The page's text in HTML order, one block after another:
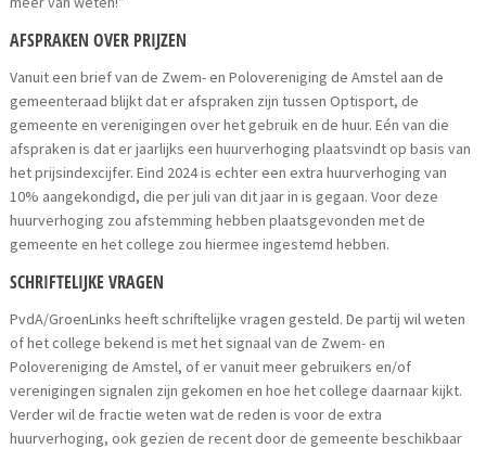
AFSPRAKEN OVER PRIJZEN
Vanuit een brief van de Zwem- en Polovereniging de Amstel aan de
gemeenteraad blijkt dat er afspraken zijn tussen Optisport, de
gemeente en verenigingen over het gebruik en de huur. Eén van die
afspraken is dat er jaarlijks een huurverhoging plaatsvindt op basis van
het prijsindexcijfer. Eind 2024 is echter een extra huurverhoging van
10% aangekondigd, die per juli van dit jaar in is gegaan. Voor deze
huurverhoging zou afstemming hebben plaatsgevonden met de
gemeente en het college zou hiermee ingestemd hebben.
SCHRIFTELIJKE VRAGEN
PvdA/GroenLinks heeft schriftelijke vragen gesteld. De partij wil weten
of het college bekend is met het signaal van de Zwem- en
Polovereniging de Amstel, of er vanuit meer gebruikers en/of
verenigingen signalen zijn gekomen en hoe het college daarnaar kijkt.
Verder wil de fractie weten wat de reden is voor de extra
huurverhoging, ook gezien de recent door de gemeente beschikbaar